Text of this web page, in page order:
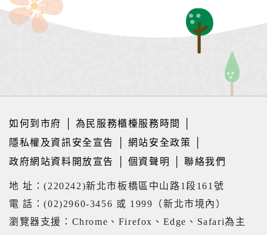
如何到市府 為民服務櫃檯服務時間
隱私權及資訊安全宣告
網站安全政策
政府網站資料開放宣告
個資聲明 │聯絡我們
地 址：(220242)新北市板橋區中山路1段161號
電 話：(02)2960-3456 或 1999（新北市境內）
瀏覽器支援：Chrome、Firefox、Edge、Safari為主